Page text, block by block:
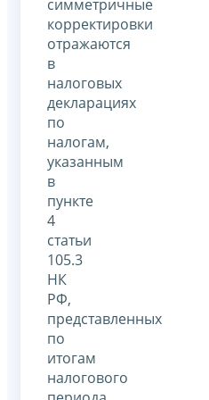
симметричные
корректировки
отражаются
в
налоговых
декларациях
по
налогам,
указанным
в
пункте
4
статьи
105.3
НК
РФ,
представленных
по
итогам
налогового